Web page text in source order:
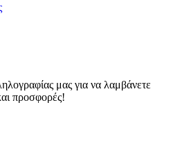
μας για να λαμβάνετε
προσφορές!